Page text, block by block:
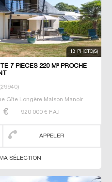
13 PHOTO(S)
7 PIECES 220 M² PROCHE
29940)
Gîte Longère Maison Manoir
920 000 € F.A.I
APPELER
SÉLECTION